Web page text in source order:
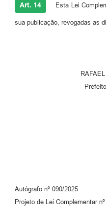
Art. 14 Esta Lei
sua publicação, revogadas as
Autógrafo nº 090/2025
Projeto de Lei Complementar